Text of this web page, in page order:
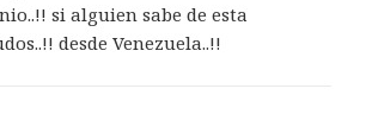
si alguien sabe de esta
desde Venezuela..!!